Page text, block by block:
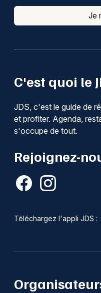
C'est quoi le
JDS, c'est le guide de
et profiter. Agenda,
s'occupe de tout.
Rejoignez-
Téléchargez l'appli JDS :
Je